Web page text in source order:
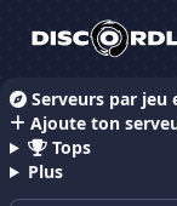
Serveurs par jeu
Ajoute ton
Tops
Plus
Accueil